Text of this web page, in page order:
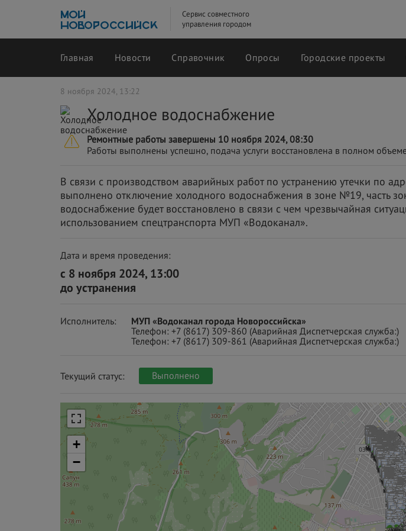
Сервис совместного
управления городом
Главная Новости Справочник Опросы Городские проекты
8 ноября 2024, 13:22
Холодное водоснабжение
Ремонтные работы завершены 10 ноября 2024, 08:30
Работы выполнены успешно, подача услуги восстановлена в полном
В связи с производством аварийных работ по устранению утечки по
выполнено отключение холодного водоснабжения в зоне №19, часть
водоснабжение будет восстановлено в связи с чем чрезвычайная
использованием спецтранспорта МУП «Водоканал».
Дата и время проведения:
с 8 ноября 2024, 13:00
до устранения
Исполнитель:
МУП «Водоканал города Новороссийска»
Телефон: +7 (8617) 309-860 (Аварийная Диспетчерская служба:)
Телефон: +7 (8617) 309-861 (Аварийная Диспетчерская служба:)
Текущий статус: Выполнено
+
−